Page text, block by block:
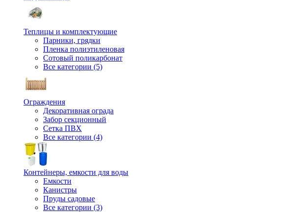
Теплицы и комплектующие
Парники, грядки
Пленка полиэтиленовая
Сотовый поликарбонат
Все категории (5)
Ограждения
Декоративная ограда
Забор секционный
Сетка ПВХ
Все категории (4)
Контейнеры, емкости для воды
Емкости
Канистры
Пруды садовые
Все категории (3)